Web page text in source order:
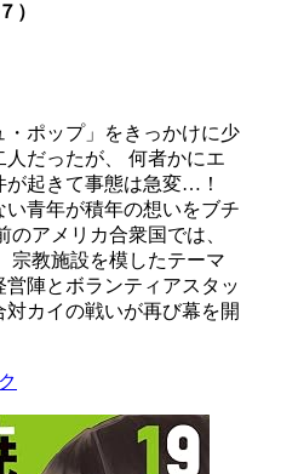
）
・ポップ」をきっかけに少
人だったが、 何者かにエ
が起きて事態は急変…！
青年が積年の想いをブチ
アメリカ合衆国では、
宗教施設を模したテーマ
陣とボランティアスタッ
カイの戦いが再び幕を開